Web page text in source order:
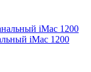
iMac 1200